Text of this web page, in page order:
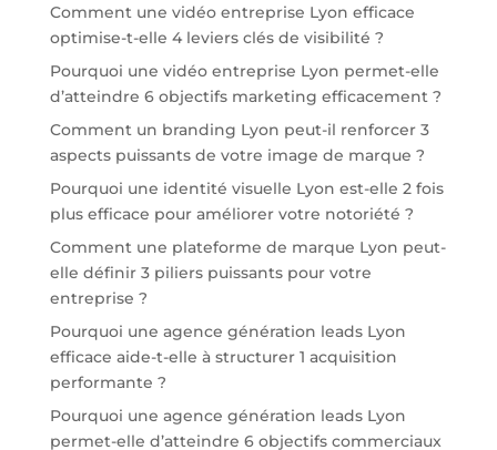
Comment une vidéo entreprise Lyon efficace
optimise-t-elle 4 leviers clés de visibilité ?
Pourquoi une vidéo entreprise Lyon permet-elle
d’atteindre 6 objectifs marketing efficacement ?
Comment un branding Lyon peut-il renforcer 3
aspects puissants de votre image de marque ?
Pourquoi une identité visuelle Lyon est-elle 2 fois
plus efficace pour améliorer votre notoriété ?
Comment une plateforme de marque Lyon peut-
elle définir 3 piliers puissants pour votre
entreprise ?
Pourquoi une agence génération leads Lyon
efficace aide-t-elle à structurer 1 acquisition
performante ?
Pourquoi une agence génération leads Lyon
permet-elle d’atteindre 6 objectifs commerciaux